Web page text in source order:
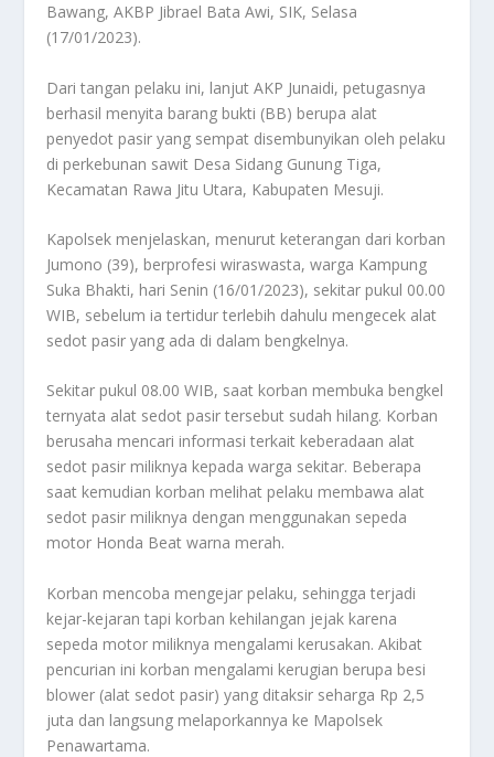
Bawang, AKBP Jibrael Bata Awi, SIK, Selasa
(17/01/2023).
Dari tangan pelaku ini, lanjut AKP Junaidi, petugasnya
berhasil menyita barang bukti (BB) berupa alat
penyedot pasir yang sempat disembunyikan oleh pelaku
di perkebunan sawit Desa Sidang Gunung Tiga,
Kecamatan Rawa Jitu Utara, Kabupaten Mesuji.
Kapolsek menjelaskan, menurut keterangan dari korban
Jumono (39), berprofesi wiraswasta, warga Kampung
Suka Bhakti, hari Senin (16/01/2023), sekitar pukul 00.00
WIB, sebelum ia tertidur terlebih dahulu mengecek alat
sedot pasir yang ada di dalam bengkelnya.
Sekitar pukul 08.00 WIB, saat korban membuka bengkel
ternyata alat sedot pasir tersebut sudah hilang. Korban
berusaha mencari informasi terkait keberadaan alat
sedot pasir miliknya kepada warga sekitar. Beberapa
saat kemudian korban melihat pelaku membawa alat
sedot pasir miliknya dengan menggunakan sepeda
motor Honda Beat warna merah.
Korban mencoba mengejar pelaku, sehingga terjadi
kejar-kejaran tapi korban kehilangan jejak karena
sepeda motor miliknya mengalami kerusakan. Akibat
pencurian ini korban mengalami kerugian berupa besi
blower (alat sedot pasir) yang ditaksir seharga Rp 2,5
juta dan langsung melaporkannya ke Mapolsek
Penawartama.